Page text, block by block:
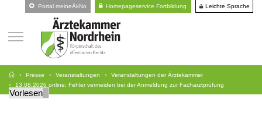
Portal meineÄkNo Homepageservice Fortbildung Leichte Sprache
Presse Veranstaltungen
Veranstaltungen der Ärztekammer
13.08.2026 online: Fehler vermeiden bei der Anmeldung zur Facharztprüfung
Vorlesen